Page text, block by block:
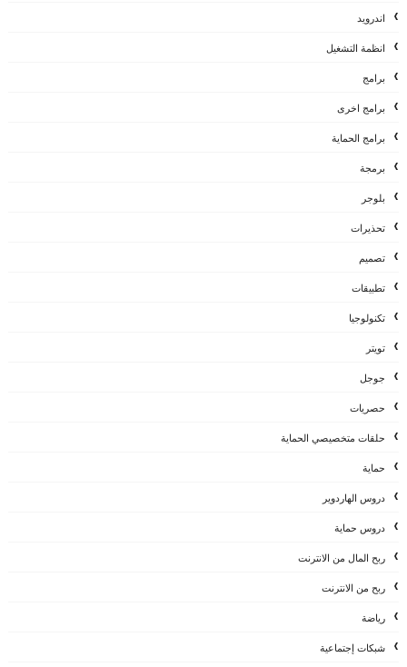
اندرويد
انظمة التشغيل
برامج
برامج اخرى
برامج الحماية
برمجة
بلوجر
تحذيرات
تصميم
تطبيقات
تكنولوجيا
تويتر
جوجل
حصريات
حلقات متخصيصي الحماية
حماية
دروس الهاردوير
دروس حماية
ربح المال من الانترنت
ربح من الانترنت
رياضة
شبكات إجتماعية